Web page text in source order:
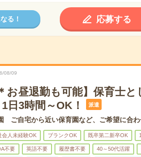
る！ 応募する
08/09
お昼退勤も可能】保育士
日3時間～OK！
派遣
ご自宅から近い保育園など、ご希望に合わ
会人未経験OK ブランクOK 既卒第二新卒OK
不要 英語不要 履歴書不要 40～50代活躍